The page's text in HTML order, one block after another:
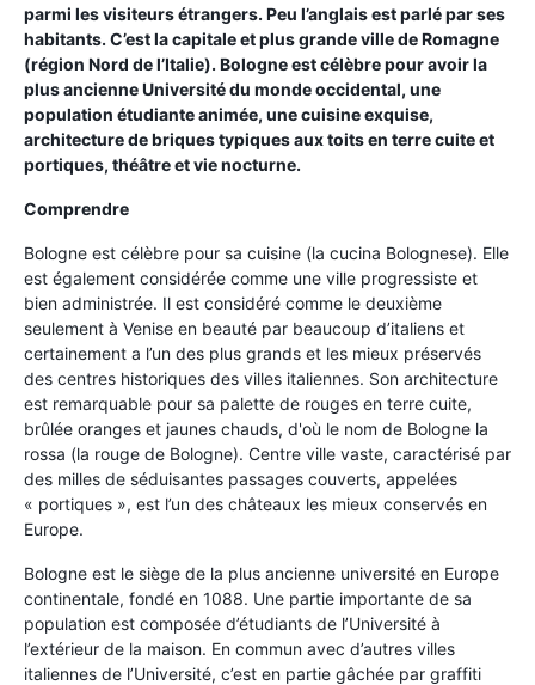
parmi les visiteurs étrangers. Peu l’anglais est parlé par ses
habitants. C’est la capitale et plus grande ville de Romagne
(région Nord de l’Italie). Bologne est célèbre pour avoir la
plus ancienne Université du monde occidental, une
population étudiante animée, une cuisine exquise,
architecture de briques typiques aux toits en terre cuite et
portiques, théâtre et vie nocturne.
Comprendre
Bologne est célèbre pour sa cuisine (la cucina Bolognese). Elle
est également considérée comme une ville progressiste et
bien administrée. Il est considéré comme le deuxième
seulement à Venise en beauté par beaucoup d’italiens et
certainement a l’un des plus grands et les mieux préservés
des centres historiques des villes italiennes. Son architecture
est remarquable pour sa palette de rouges en terre cuite,
brûlée oranges et jaunes chauds, d'où le nom de Bologne la
rossa (la rouge de Bologne). Centre ville vaste, caractérisé par
des milles de séduisantes passages couverts, appelées
« portiques », est l’un des châteaux les mieux conservés en
Europe.
Bologne est le siège de la plus ancienne université en Europe
continentale, fondé en 1088. Une partie importante de sa
population est composée d’étudiants de l’Université à
l’extérieur de la maison. En commun avec d’autres villes
italiennes de l’Université, c’est en partie gâchée par graffiti